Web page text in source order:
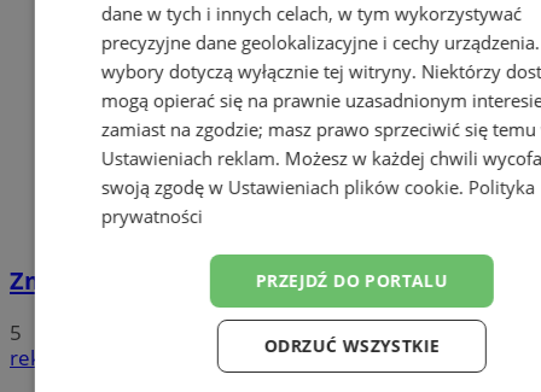
Zmarł Paweł Wojtusiak. Miał 36 lat
5
reklama
dane w tych i innych celach, w tym wykorzystywać
precyzyjne dane geolokalizacyjne i cechy
wybory dotyczą wyłącznie tej witryny. Niektórzy
mogą opierać się na prawnie uzasadnionym
zamiast na zgodzie; masz prawo sprzeciwić się temu
Ustawieniach reklam. Możesz w każdej chwili
swoją zgodę w Ustawieniach plików cookie. Polityka
prywatności
PRZEJDŹ DO PORTALU
ODRZUĆ WSZYSTKIE